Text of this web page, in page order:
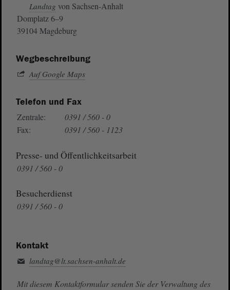
Landtag von Sachsen-Anhalt
Domplatz 6–9
39104 Magdeburg
Wegbeschreibung
Auf Google Maps
Telefon und Fax
Zentrale:
0391 / 560 - 0
Fax:
0391 / 560 - 1123
Presse- und Öffentlichkeitsarbeit
0391 / 560 - 0
Besucherdienst
0391 / 560 - 0
Kontakt
landtag@lt.sachsen-anhalt.de
Mit diesem Kontaktformular senden Sie der Verwaltung des